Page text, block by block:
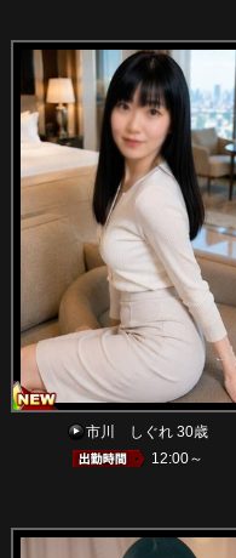
市川 しぐれ 30歳
12:00～